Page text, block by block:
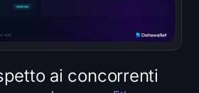
ai concorrenti